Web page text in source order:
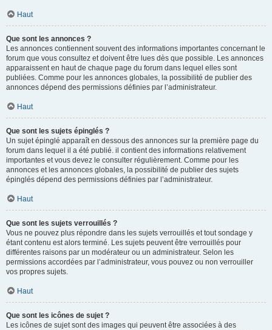
Haut
Que sont les annonces ?
Les annonces contiennent souvent des informations importantes concernant le
forum que vous consultez et doivent être lues dès que possible. Les annonces
apparaissent en haut de chaque page du forum dans lequel elles sont
publiées. Comme pour les annonces globales, la possibilité de publier des
annonces dépend des permissions définies par l’administrateur.
Haut
Que sont les sujets épinglés ?
Un sujet épinglé apparaît en dessous des annonces sur la première page du
forum dans lequel il a été publié. il contient des informations relativement
importantes et vous devez le consulter régulièrement. Comme pour les
annonces et les annonces globales, la possibilité de publier des sujets
épinglés dépend des permissions définies par l’administrateur.
Haut
Que sont les sujets verrouillés ?
Vous ne pouvez plus répondre dans les sujets verrouillés et tout sondage y
étant contenu est alors terminé. Les sujets peuvent être verrouillés pour
différentes raisons par un modérateur ou un administrateur. Selon les
permissions accordées par l’administrateur, vous pouvez ou non verrouiller
vos propres sujets.
Haut
Que sont les icônes de sujet ?
Les icônes de sujet sont des images qui peuvent être associées à des